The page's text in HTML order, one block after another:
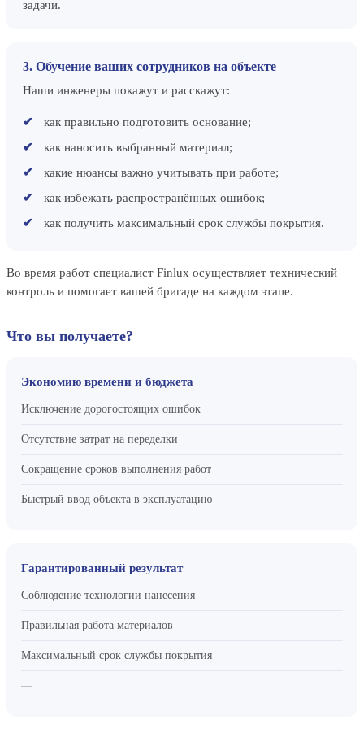
задачи.
3. Обучение ваших сотрудников на объекте
Наши инженеры покажут и расскажут:
как правильно подготовить основание;
как наносить выбранный материал;
какие нюансы важно учитывать при работе;
как избежать распространённых ошибок;
как получить максимальный срок службы покрытия.
Во время работ специалист Finlux осуществляет технический
контроль и помогает вашей бригаде на каждом этапе.
Что вы получаете?
Экономию времени и бюджета
Исключение дорогостоящих ошибок
Отсутствие затрат на переделки
Сокращение сроков выполнения работ
Быстрый ввод объекта в эксплуатацию
Гарантированный результат
Соблюдение технологии нанесения
Правильная работа материалов
Максимальный срок службы покрытия
—